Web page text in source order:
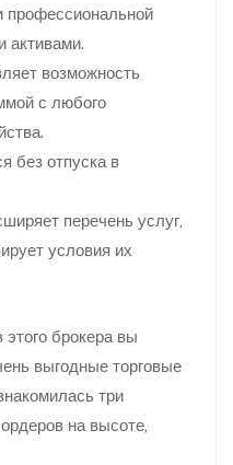
профессиональной
активами.
возможность
с любого
без отпуска в
перечень услуг,
условия их
этого брокера вы
выгодные торговые
три
на высоте,